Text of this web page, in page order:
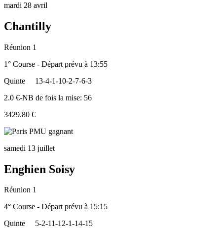
mardi 28 avril
Chantilly
Réunion 1
1° Course - Départ prévu à 13:55
Quinte
13-4-1-10-2-7-6-3
2.0 €-NB de fois la mise: 56
3429.80 €
samedi 13 juillet
Enghien Soisy
Réunion 1
4° Course - Départ prévu à 15:15
Quinte
5-2-11-12-1-14-15